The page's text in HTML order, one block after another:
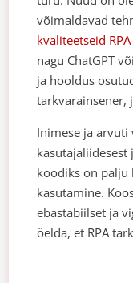
võimaldavad
kvaliteetseid
nagu ChatGPT
ja hooldus
tarkvarainsener,
Inimese ja arvuti
koodiks on palju
kasutamine.
ebastabiilset ja
öelda, et RPA